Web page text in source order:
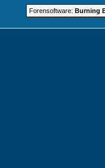
Forensoftware: Burning